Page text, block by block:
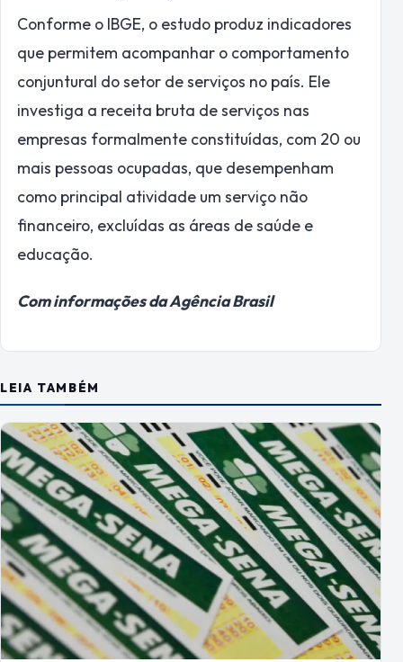
Conforme o IBGE, o estudo produz indicadores
que permitem acompanhar o comportamento
conjuntural do setor de serviços no país. Ele
investiga a receita bruta de serviços nas
empresas formalmente constituídas, com 20 ou
mais pessoas ocupadas, que desempenham
como principal atividade um serviço não
financeiro, excluídas as áreas de saúde e
educação.
Com informações da Agência Brasil
LEIA TAMBÉM